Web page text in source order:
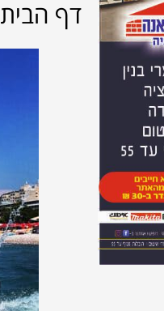
דף הבית